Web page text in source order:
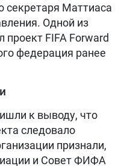
секретаря Маттиаса
Одной из
проект FIFA Forward
федерация ранее
к выводу, что
следовало
признали,
и Совет ФИФА